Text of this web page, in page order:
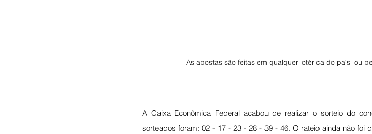
As apostas são feitas em qualquer lotérica do país  ou
A Caixa Econômica Federal acabou de realizar o sorteio do
sorteados foram: 02 - 17 - 23 - 28 - 39 - 46. O rateio ainda não foi